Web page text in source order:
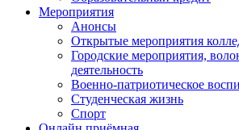
Мероприятия
Анонсы
Открытые мероприятия
Городские мероприятия,
деятельность
Военно-патриотическое
Студенческая жизнь
Спорт